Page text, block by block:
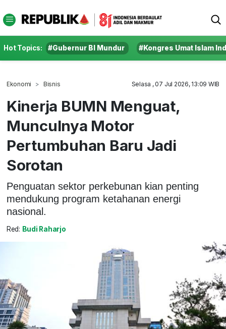
Hot Topics: #Gubernur BI Mundur #Kongres Umat Islam
Ekonomi Bisnis Selasa , 07 Jul 2026, 13:09 WIB
Kinerja BUMN Menguat,
Munculnya Motor
Pertumbuhan Baru Jadi
Sorotan
Penguatan sektor perkebunan kian penting
mendukung program ketahanan energi
nasional.
Red: Budi Raharjo